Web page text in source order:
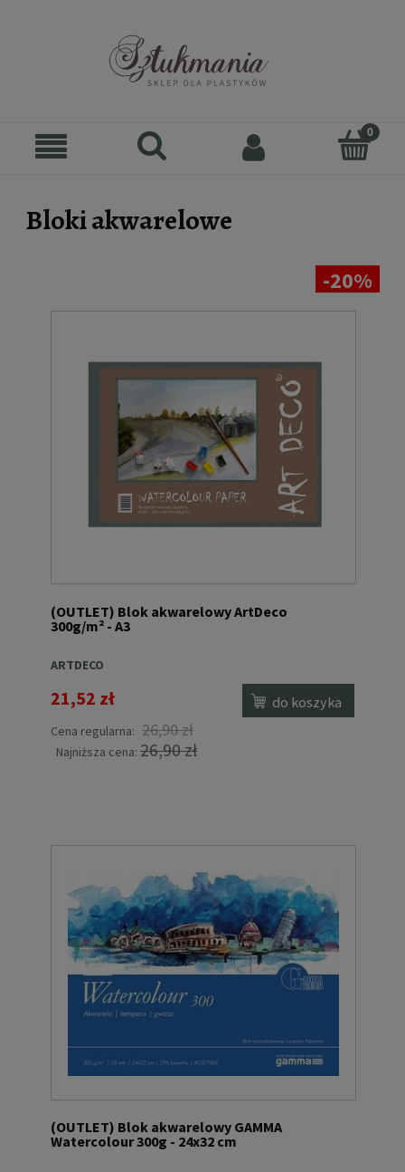
Bloki akwarelowe
(OUTLET) Blok akwarelowy ArtDeco
300g/m² - A3
ARTDECO
21,52 zł
Cena regularna: 26,90 zł
Najniższa cena: 26,90 zł
do koszyka
-20%
(OUTLET) Blok akwarelowy GAMMA
Watercolour 300g - 24x32 cm